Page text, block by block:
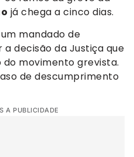
já chega a cinco dias.
mandado de
decisão da Justiça que
movimento grevista.
de descumprimento
A PUBLICIDADE